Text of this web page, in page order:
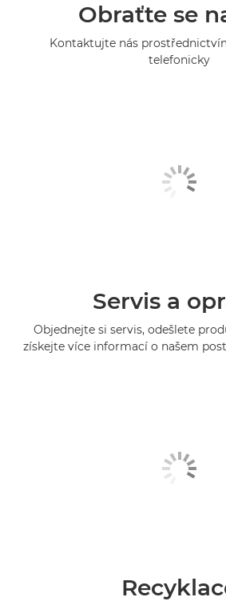
Obraťte se
Kontaktujte nás
telefonicky
Servis a
Objednejte si servis, odešlete
získejte více informací o našem